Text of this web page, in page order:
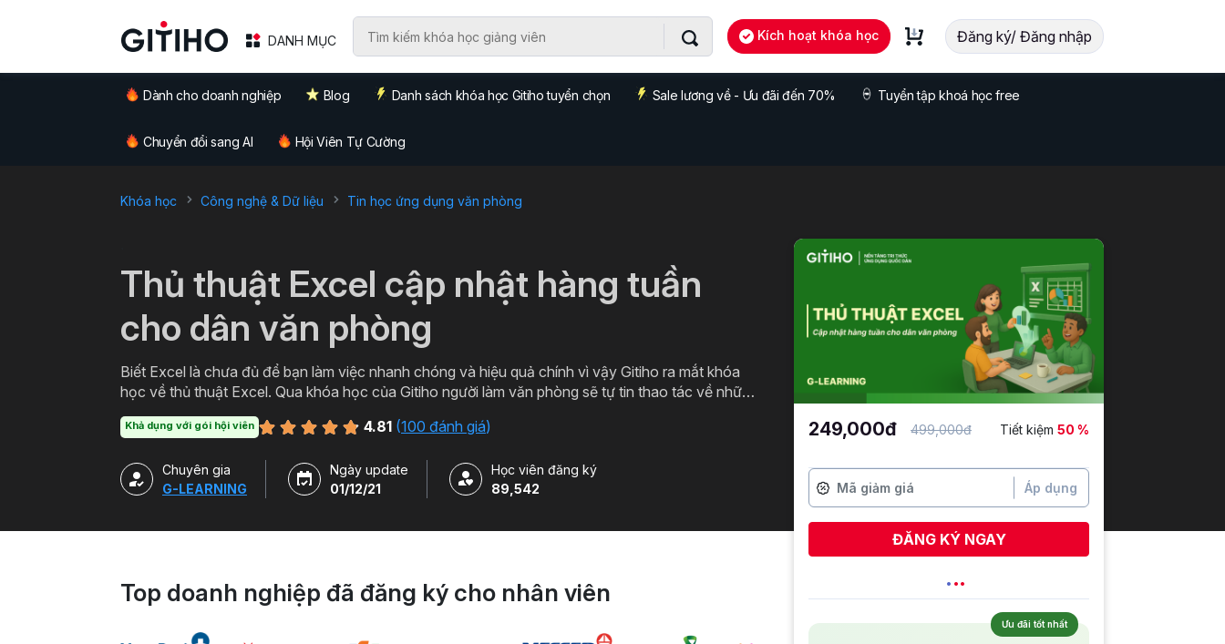
DANH MỤC Kích hoạt khóa học Đăng ký/ Đăng nhập
Dành cho doanh nghiệp Blog Danh sách khóa học Gitiho tuyển chọn Sale lương về - Ưu đãi đến 70% Tuyển tập khoá học free
Chuyển đổi sang AI Hội Viên Tự Cường
Khóa học Công nghệ & Dữ liệu Tin học ứng dụng văn phòng
Thủ thuật Excel cập nhật hàng tuần
cho dân văn phòng
Biết Excel là chưa đủ để bạn làm việc nhanh chóng và hiệu quả chính vì vậy Gitiho ra mắt khóa
học về thủ thuật Excel. Qua khóa học của Gitiho người làm văn phòng sẽ tự tin thao tác về những
Khả dụng với gói hội viên 4.81 (100 đánh giá)
Chuyên gia
G-LEARNING
Ngày update
01/12/21
Học viên đăng ký
89,542
Top doanh nghiệp đã đăng ký cho nhân viên
249,000đ 499,000đ Tiết kiệm 50 %
Áp dụng
ĐĂNG KÝ NGAY
Ưu đãi tốt nhất